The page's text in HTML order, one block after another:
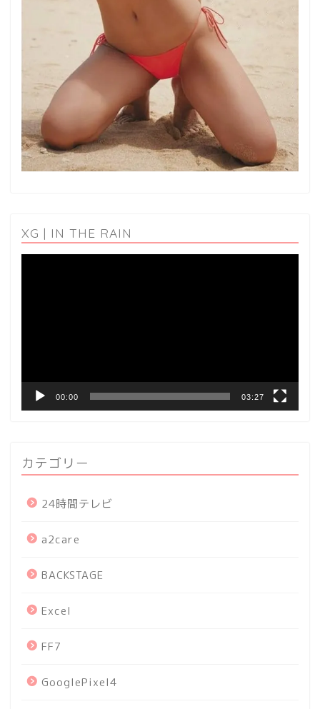
XG | IN THE RAIN
00:00 03:27
カテゴリー
24時間テレビ
a2care
BACKSTAGE
Excel
FF7
GooglePixel4